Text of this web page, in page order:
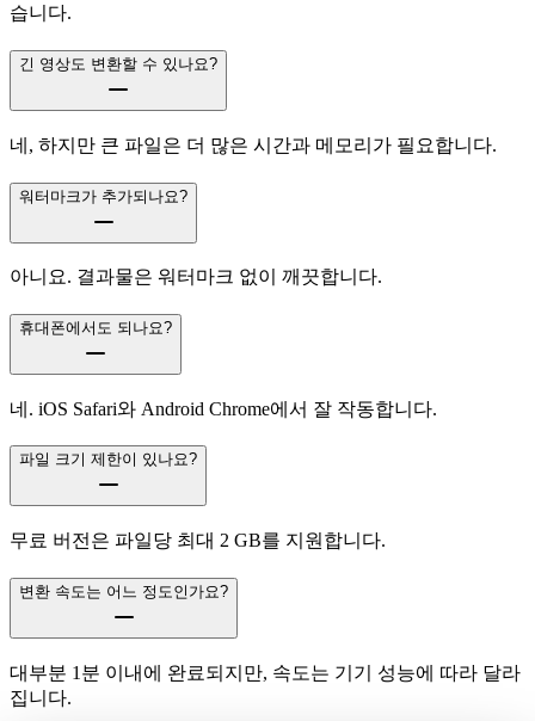
습니다.
긴 영상도 변환할 수 있나요?
네, 하지만 큰 파일은 더 많은 시간과 메모리가 필요합니다.
워터마크가 추가되나요?
아니요. 결과물은 워터마크 없이 깨끗합니다.
휴대폰에서도 되나요?
네. iOS Safari와 Android Chrome에서 잘 작동합니다.
파일 크기 제한이 있나요?
무료 버전은 파일당 최대 2 GB를 지원합니다.
변환 속도는 어느 정도인가요?
대부분 1분 이내에 완료되지만, 속도는 기기 성능에 따라 달라
집니다.